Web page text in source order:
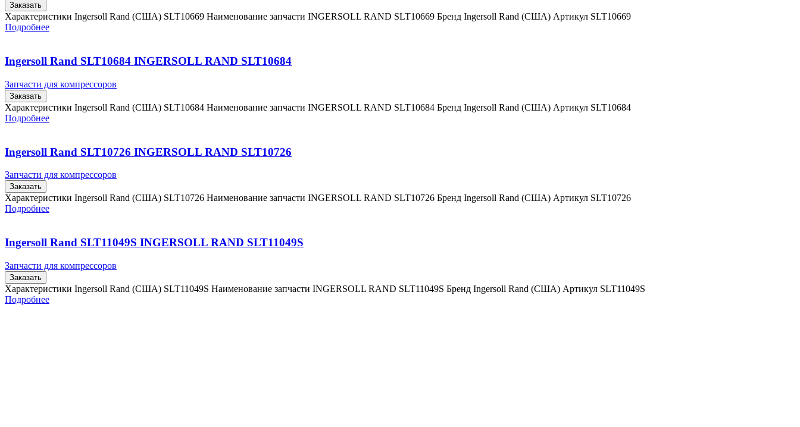
Заказать
Характеристики Ingersoll Rand (США) SLT10669 Наименование запчасти INGERSOLL RAND SLT10669 Бренд Ingersoll Rand (США) Артикул SLT10669
Подробнее
Ingersoll Rand SLT10684 INGERSOLL RAND SLT10684
Запчасти для компрессоров
Заказать
Характеристики Ingersoll Rand (США) SLT10684 Наименование запчасти INGERSOLL RAND SLT10684 Бренд Ingersoll Rand (США) Артикул SLT10684
Подробнее
Ingersoll Rand SLT10726 INGERSOLL RAND SLT10726
Запчасти для компрессоров
Заказать
Характеристики Ingersoll Rand (США) SLT10726 Наименование запчасти INGERSOLL RAND SLT10726 Бренд Ingersoll Rand (США) Артикул SLT10726
Подробнее
Ingersoll Rand SLT11049S INGERSOLL RAND SLT11049S
Запчасти для компрессоров
Заказать
Характеристики Ingersoll Rand (США) SLT11049S Наименование запчасти INGERSOLL RAND SLT11049S Бренд Ingersoll Rand (США) Артикул SLT11049S
Подробнее